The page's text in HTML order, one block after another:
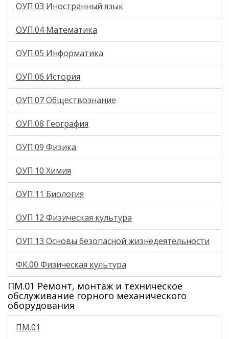
ОУП.03 Иностранный язык
ОУП.04 Математика
ОУП.05 Информатика
ОУП.06 История
ОУП.07 Обществознание
ОУП.08 География
ОУП.09 Физика
ОУП.10 Химия
ОУП.11 Биология
ОУП.12 Физическая культура
ОУП.13 Основы безопасной жизнедеятельности
ФК.00 Физическая культура
ПМ.01 Ремонт, монтаж и техническое
обслуживание горного механического
оборудования
ПМ.01